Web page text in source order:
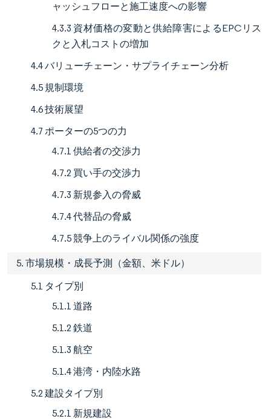
ャッシュフローと施工速度への影響
4.3.3 資材価格の変動と供給障害によるEPCリス
クと入札コストの増加
4.4 バリューチェーン・サプライチェーン分析
4.5 規制環境
4.6 技術展望
4.7 ポーターの5つの力
4.7.1 供給者の交渉力
4.7.2 買い手の交渉力
4.7.3 新規参入の脅威
4.7.4 代替品の脅威
4.7.5 競争上のライバル関係の強度
5. 市場規模・成長予測（金額、米ドル）
5.1 タイプ別
5.1.1 道路
5.1.2 鉄道
5.1.3 航空
5.1.4 港湾・内陸水路
5.2 建設タイプ別
5.2.1 新規建設